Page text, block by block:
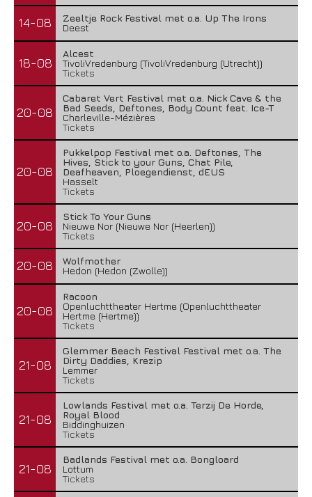
14-08
Zeeltje Rock Festival met o.a. Up The Irons
Deest
18-08
Alcest
TivoliVredenburg (TivoliVredenburg (Utrecht))
Tickets
20-08
Cabaret Vert Festival met o.a. Nick Cave & the
Bad Seeds, Deftones, Body Count feat. Ice-T
Charleville-Mézières
Tickets
20-08
Pukkelpop Festival met o.a. Deftones, The
Hives, Stick to your Guns, Chat Pile,
Deafheaven, Ploegendienst, dEUS
Hasselt
Tickets
20-08
Stick To Your Guns
Nieuwe Nor (Nieuwe Nor (Heerlen))
Tickets
20-08
Wolfmother
Hedon (Hedon (Zwolle))
20-08
Racoon
Openluchttheater Hertme (Openluchttheater
Hertme (Hertme))
Tickets
21-08
Glemmer Beach Festival Festival met o.a. The
Dirty Daddies, Krezip
Lemmer
Tickets
21-08
Lowlands Festival met o.a. Terzij De Horde,
Royal Blood
Biddinghuizen
Tickets
21-08
Badlands Festival met o.a. Bongloard
Lottum
Tickets